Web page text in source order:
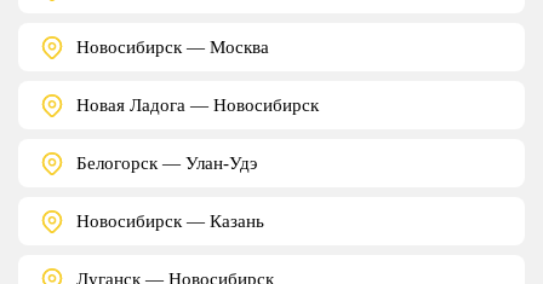
Новосибирск — Москва
Новая Ладога — Новосибирск
Белогорск — Улан-Удэ
Новосибирск — Казань
Луганск — Новосибирск